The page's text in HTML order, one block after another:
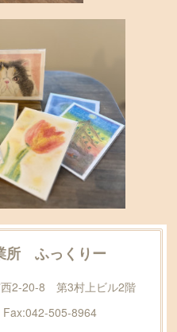
所 ふっくりー
2-20-8 第3村上ビル2階
505-8964